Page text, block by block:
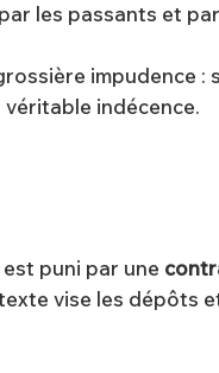
les passants et
impudence
véritable indécence.
puni par une
vise les dépôts